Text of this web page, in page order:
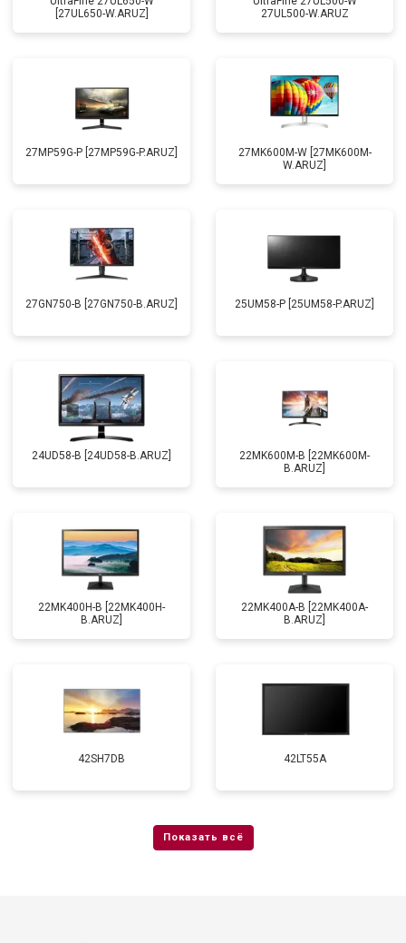
[27UL650-W.ARUZ]
27UL500-W.ARUZ
27MP59G-P [27MP59G-P.ARUZ]
27MK600M-W [27MK600M-
W.ARUZ]
27GN750-B [27GN750-B.ARUZ] 25UM58-P [25UM58-P.ARUZ]
24UD58-B [24UD58-B.ARUZ]
22MK600M-B [22MK600M-
B.ARUZ]
22MK400H-B [22MK400H-
B.ARUZ]
22MK400A-B [22MK400A-
B.ARUZ]
42SH7DB 42LT55A